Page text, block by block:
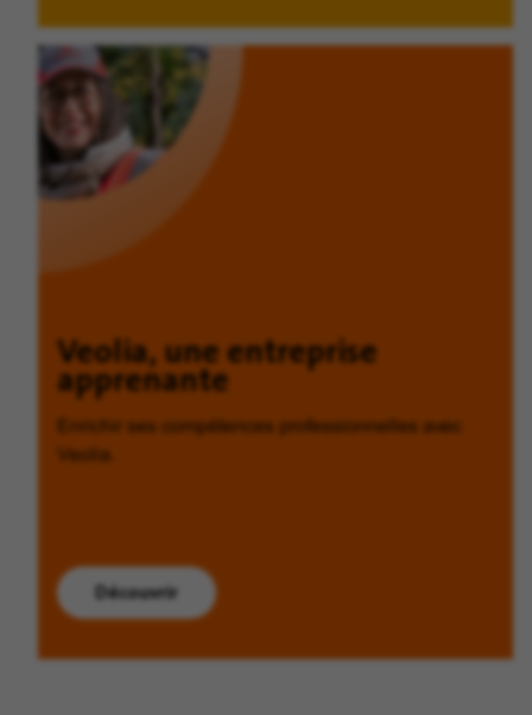
Veolia, une entreprise
apprenante
Enrichir ses compétences professionnelles avec
Veolia.
Découvrir